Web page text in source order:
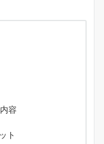
容
ト